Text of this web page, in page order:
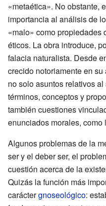
«metaética». No obstante,
importancia al análisis de
«malo» como propiedades
éticos. La obra introduce,
falacia naturalista. Desde
crecido notoriamente en
no solo asuntos relativos
términos, conceptos y
también cuestiones
enunciados morales, como
Algunos problemas de la
ser y el deber ser, el
cuestión acerca de la
Quizás la función más
caráctergnoseológico: